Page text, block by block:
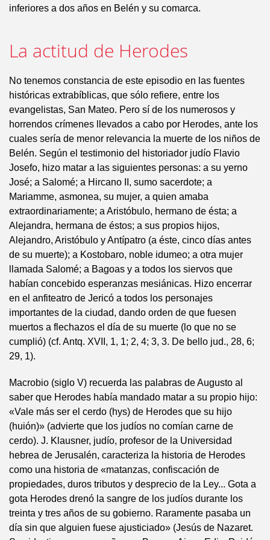
inferiores a dos años en Belén y su comarca.
La actitud de Herodes
No tenemos constancia de este episodio en las fuentes
históricas extrabíblicas, que sólo refiere, entre los
evangelistas, San Mateo. Pero sí de los numerosos y
horrendos crímenes llevados a cabo por Herodes, ante los
cuales sería de menor relevancia la muerte de los niños de
Belén. Según el testimonio del historiador judío Flavio
Josefo, hizo matar a las siguientes personas: a su yerno
José; a Salomé; a Hircano II, sumo sacerdote; a
Mariamme, asmonea, su mujer, a quien amaba
extraordinariamente; a Aristóbulo, hermano de ésta; a
Alejandra, hermana de éstos; a sus propios hijos,
Alejandro, Aristóbulo y Antípatro (a éste, cinco días antes
de su muerte); a Kostobaro, noble idumeo; a otra mujer
llamada Salomé; a Bagoas y a todos los siervos que
habían concebido esperanzas mesiánicas. Hizo encerrar
en el anfiteatro de Jericó a todos los personajes
importantes de la ciudad, dando orden de que fuesen
muertos a flechazos el día de su muerte (lo que no se
cumplió) (cf. Antq. XVII, 1, 1; 2, 4; 3, 3. De bello jud., 28, 6;
29, 1).
Macrobio (siglo V) recuerda las palabras de Augusto al
saber que Herodes había mandado matar a su propio hijo:
«Vale más ser el cerdo (hys) de Herodes que su hijo
(huión)» (advierte que los judíos no comían carne de
cerdo). J. Klausner, judío, profesor de la Universidad
hebrea de Jerusalén, caracteriza la historia de Herodes
como una historia de «matanzas, confiscación de
propiedades, duros tributos y desprecio de la Ley... Gota a
gota Herodes drenó la sangre de los judíos durante los
treinta y tres años de su gobierno. Raramente pasaba un
día sin que alguien fuese ajusticiado» (Jesús de Nazaret.